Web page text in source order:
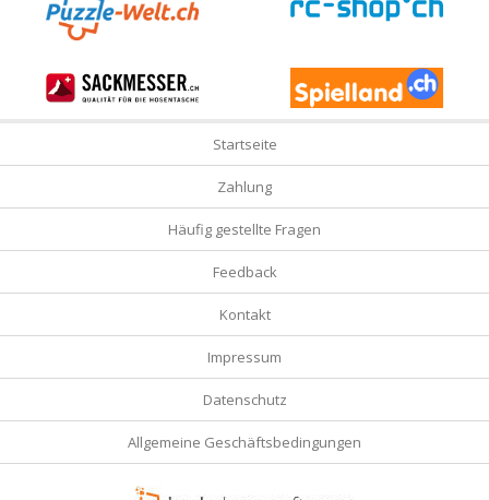
Startseite
Zahlung
Häufig gestellte Fragen
Feedback
Kontakt
Impressum
Datenschutz
Allgemeine Geschäftsbedingungen